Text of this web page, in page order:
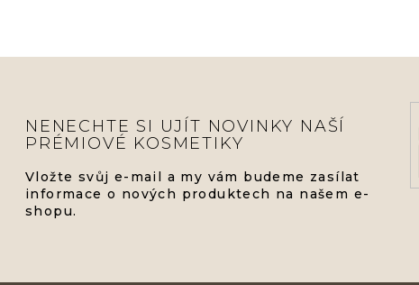
NENECHTE SI UJÍT NOVINKY NAŠÍ
PRÉMIOVÉ KOSMETIKY
Vložte svůj e-mail a my vám budeme zasílat
informace o nových produktech na našem e-
shopu.